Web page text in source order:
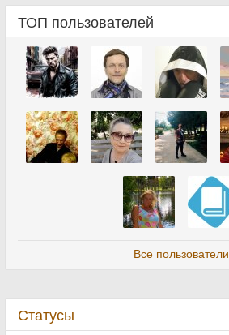
ТОП пользователей
Все пользователи
Статусы